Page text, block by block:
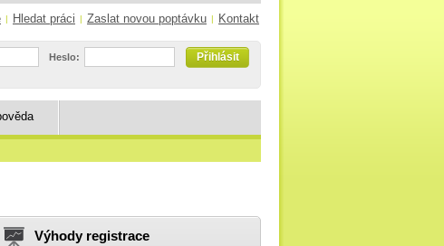
| Hledat práci | Zaslat novou poptávku | Kontakt
Heslo: Přihlásit
Výhody registrace